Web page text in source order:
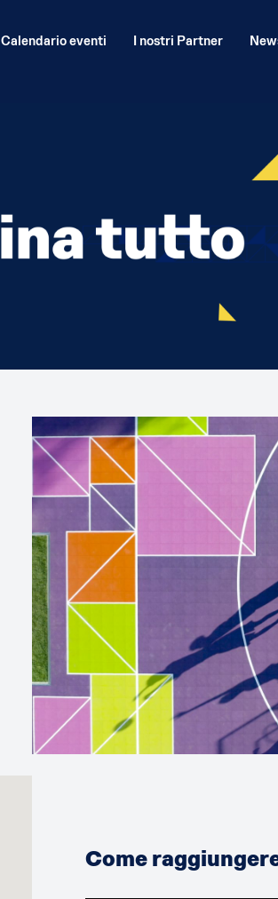
Calendario eventi I nostri Partner
Come